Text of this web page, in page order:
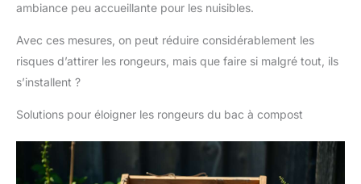
ambiance peu accueillante pour les nuisibles.
Avec ces mesures, on peut réduire considérablement les
risques d’attirer les rongeurs, mais que faire si malgré tout, ils
s’installent ?
Solutions pour éloigner les rongeurs du bac à compost